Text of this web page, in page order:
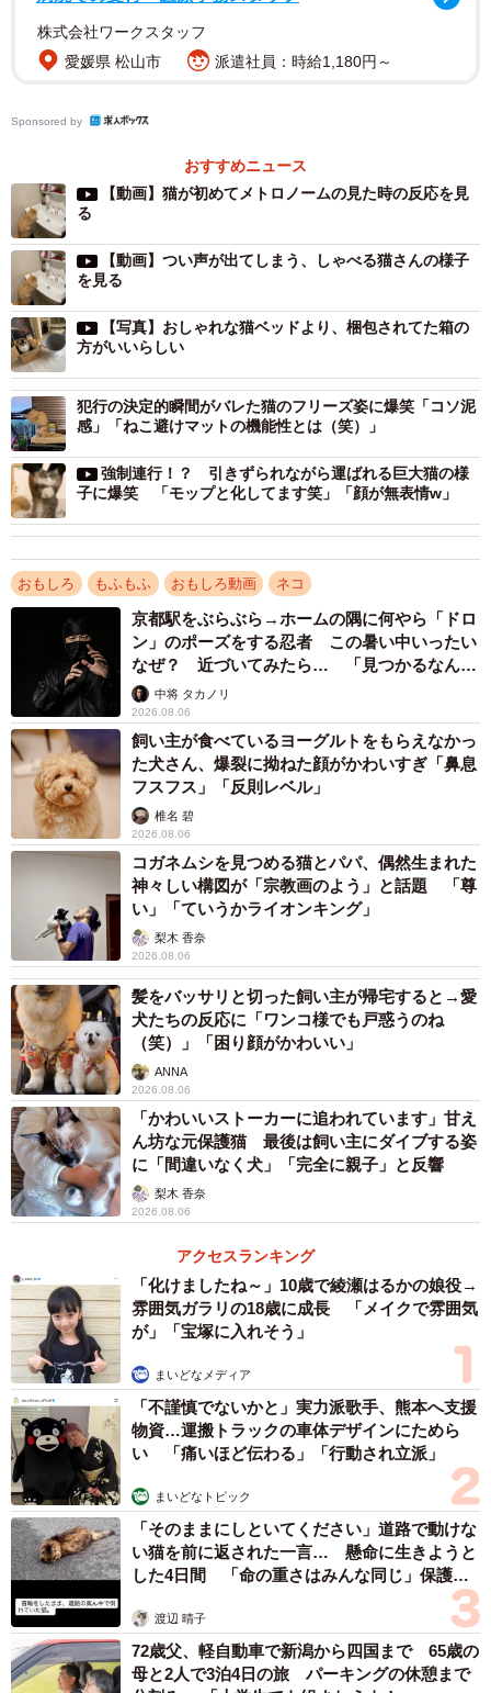
「『朝起きたらワクチン副反応で猫になってたので会社休みます。』に
どうぞ使って下さい」と、Twitter上に投稿した「ネコランド」さんの写真
が話題に（提供写真）
写真の猫はラガマフィンの「エマちゃん」 洗面
所で何してた？
――「猫になってた」ということなのですが･･･こちらの猫
ちゃんは？
ネコランドさん「我が家の猫、ラガマフィンのエマちゃん
です。1歳7カ月の女の子です」
――ネコランドさんちの愛猫、エマちゃんでしたか！ 今
回のような投稿をしようと思った理由は。
ネコランドさん「コロナ禍で大変な思いをして疲れてる方
たちに、少しでも笑顔になってもらおうと思ってツイート
したんです。冗談なのですが（苦笑）」
――昨年から続くコロナ禍。少しでも明るい気持ちになっ
てもらうと投稿されたのですね。そこで「ワクチン接種の
副反応で猫になった」とエマちゃんのお写真を？
ネコランドさん「はい。エマは洗面所で水の滴る様子を見
ていたのだと思います。猫は水の音や流れる様子を眺める
のが好きなようですから」
株式会社ワークスタッフ
愛媛県 松山市
派遣社員：時給1,180円～
Sponsored by
おすすめニュース
【動画】猫が初めてメトロノームの見た時の反応を見
る
【動画】つい声が出てしまう、しゃべる猫さんの様子
を見る
【写真】おしゃれな猫ベッドより、梱包されてた箱の
方がいいらしい
犯行の決定的瞬間がバレた猫のフリーズ姿に爆笑「コソ泥
感」「ねこ避けマットの機能性とは（笑）」
強制連行！？ 引きずられながら運ばれる巨大猫の様
子に爆笑 「モップと化してます笑」「顔が無表情w」
おもしろ もふもふ おもしろ動画 ネコ
京都駅をぶらぶら→ホームの隅に何やら「ドロ
ン」のポーズをする忍者 この暑い中いったい
なぜ？ 近づいてみたら… 「見つかるなんて
未熟」中将 タカノリ
2026.08.06
飼い主が食べているヨーグルトをもらえなかっ
た犬さん、爆裂に拗ねた顔がかわいすぎ「鼻息
フスフス」「反則レベル」
椎名 碧
2026.08.06
コガネムシを見つめる猫とパパ、偶然生まれた
神々しい構図が「宗教画のよう」と話題 「尊
い」「ていうかライオンキング」
梨木 香奈
2026.08.06
髪をバッサリと切った飼い主が帰宅すると→愛
犬たちの反応に「ワンコ様でも戸惑うのね
（笑）」「困り顔がかわいい」
ANNA
2026.08.06
「かわいいストーカーに追われています」甘え
ん坊な元保護猫 最後は飼い主にダイブする姿
に「間違いなく犬」「完全に親子」と反響
梨木 香奈
2026.08.06
アクセスランキング
「化けましたね～」10歳で綾瀬はるかの娘役→
雰囲気ガラリの18歳に成長 「メイクで雰囲気
が」「宝塚に入れそう」
まいどなメディア
「不謹慎でないかと」実力派歌手、熊本へ支援
物資…運搬トラックの車体デザインにためら
い 「痛いほど伝わる」「行動され立派」
まいどなトピック
「そのままにしといてください」道路で動けな
い猫を前に返された一言… 懸命に生きようと
した4日間 「命の重さはみんな同じ」保護団
渡辺 晴子
72歳父、軽自動車で新潟から四国まで 65歳の
母と2人で3泊4日の旅 パーキングの休憩まで